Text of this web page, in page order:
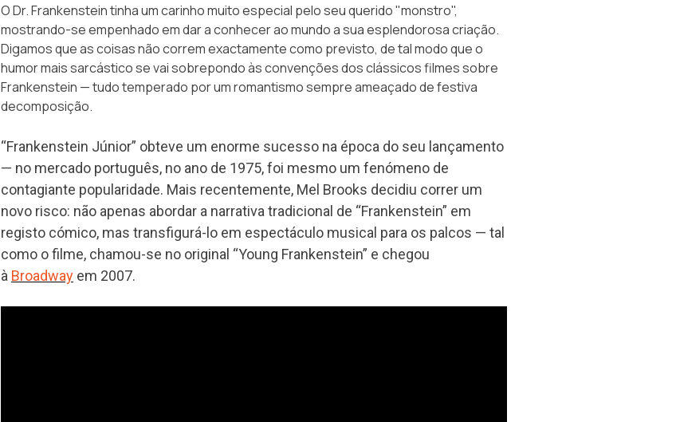
O Dr. Frankenstein tinha um carinho muito especial pelo seu querido "monstro",
mostrando-se empenhado em dar a conhecer ao mundo a sua esplendorosa criação.
Digamos que as coisas não correm exactamente como previsto, de tal modo que o
humor mais sarcástico se vai sobrepondo às convenções dos clássicos filmes sobre
Frankenstein — tudo temperado por um romantismo sempre ameaçado de festiva
decomposição.
“Frankenstein Júnior” obteve um enorme sucesso na época do seu lançamento
— no mercado português, no ano de 1975, foi mesmo um fenómeno de
contagiante popularidade. Mais recentemente, Mel Brooks decidiu correr um
novo risco: não apenas abordar a narrativa tradicional de “Frankenstein” em
registo cómico, mas transfigurá-lo em espectáculo musical para os palcos — tal
como o filme, chamou-se no original “Young Frankenstein” e chegou
à Broadway em 2007.